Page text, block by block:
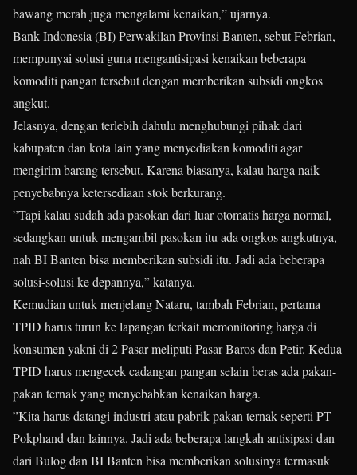
bawang merah juga mengalami kenaikan,” ujarnya.
Bank Indonesia (BI) Perwakilan Provinsi Banten, sebut Febrian,
mempunyai solusi guna mengantisipasi kenaikan beberapa
komoditi pangan tersebut dengan memberikan subsidi ongkos
angkut.
Jelasnya, dengan terlebih dahulu menghubungi pihak dari
kabupaten dan kota lain yang menyediakan komoditi agar
mengirim barang tersebut. Karena biasanya, kalau harga naik
penyebabnya ketersediaan stok berkurang.
”Tapi kalau sudah ada pasokan dari luar otomatis harga normal,
sedangkan untuk mengambil pasokan itu ada ongkos angkutnya,
nah BI Banten bisa memberikan subsidi itu. Jadi ada beberapa
solusi-solusi ke depannya,” katanya.
Kemudian untuk menjelang Nataru, tambah Febrian, pertama
TPID harus turun ke lapangan terkait memonitoring harga di
konsumen yakni di 2 Pasar meliputi Pasar Baros dan Petir. Kedua
TPID harus mengecek cadangan pangan selain beras ada pakan-
pakan ternak yang menyebabkan kenaikan harga.
”Kita harus datangi industri atau pabrik pakan ternak seperti PT
Pokphand dan lainnya. Jadi ada beberapa langkah antisipasi dan
dari Bulog dan BI Banten bisa memberikan solusinya termasuk